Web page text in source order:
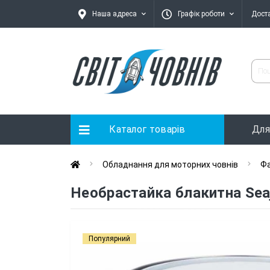
Наша адреса Графік роботи
Каталог товарів
Обладнання для моторних човнів
Необрастайка блакитна
Популярний